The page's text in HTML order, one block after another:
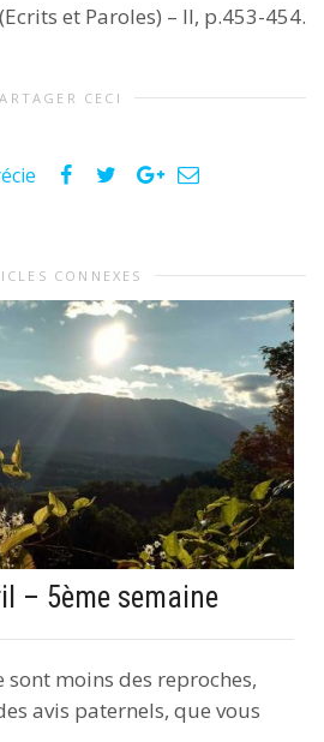
et Paroles) – II, p.453-454.
CECI
CONNEXES
– 5ème semaine
sont moins des reproches,
avis paternels, que vous